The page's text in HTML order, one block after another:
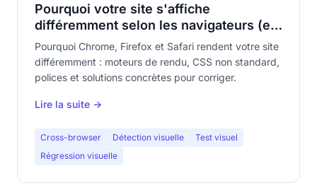
Pourquoi votre site s'affiche
différemment selon les navigateurs (et
comment le corriger)
Pourquoi Chrome, Firefox et Safari rendent votre site
différemment : moteurs de rendu, CSS non standard,
polices et solutions concrètes pour corriger.
Lire la suite →
Cross-browser Détection visuelle
Test visuel
Régression visuelle